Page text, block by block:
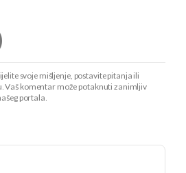
svoje mišljenje, postavite pitanja ili
Vaš komentar može potaknuti zanimljiv
portala.